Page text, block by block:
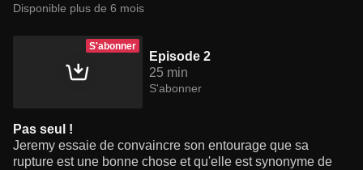
Disponible plus de 6 mois
S'abonner
Episode 2
25 min
S'abonner
Pas seul !
Jeremy essaie de convaincre son entourage que sa
rupture est une bonne chose et qu'elle est synonyme de